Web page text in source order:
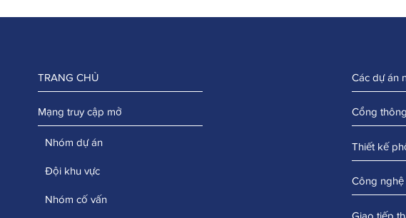
TRANG CHỦ
Mạng truy cập mở
Nhóm dự án
Đội khu vực
Nhóm cố vấn
Các dự án
Cổng
Thiết kế
Công
Giao tiếp